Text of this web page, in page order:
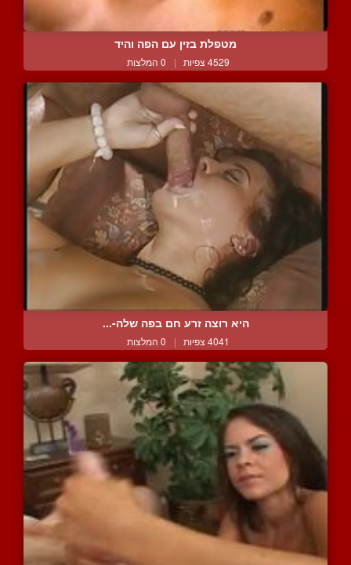
מטפלת בזין עם הפה והיד
4529 צפיות | 0 המלצות
היא רוצה זרע חם בפה שלה-...
4041 צפיות | 0 המלצות